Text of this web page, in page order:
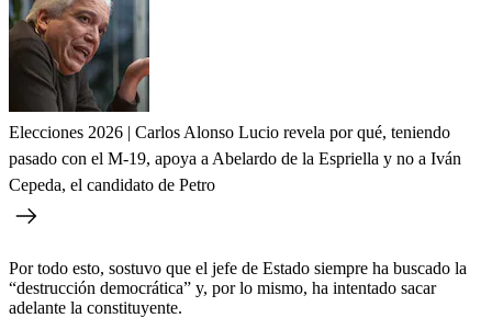
Elecciones 2026 | Carlos Alonso Lucio revela por qué, teniendo
pasado con el M-19, apoya a Abelardo de la Espriella y no a Iván
Cepeda, el candidato de Petro
Por todo esto, sostuvo que el jefe de Estado siempre ha buscado la
“destrucción democrática” y, por lo mismo, ha intentado sacar
adelante la constituyente.